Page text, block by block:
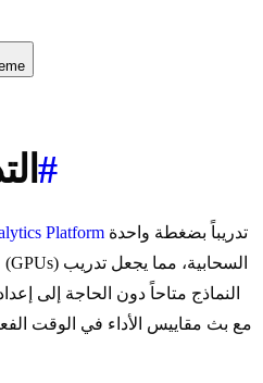
#
Platform
النماذج متاحاً دون الحاجة إلى